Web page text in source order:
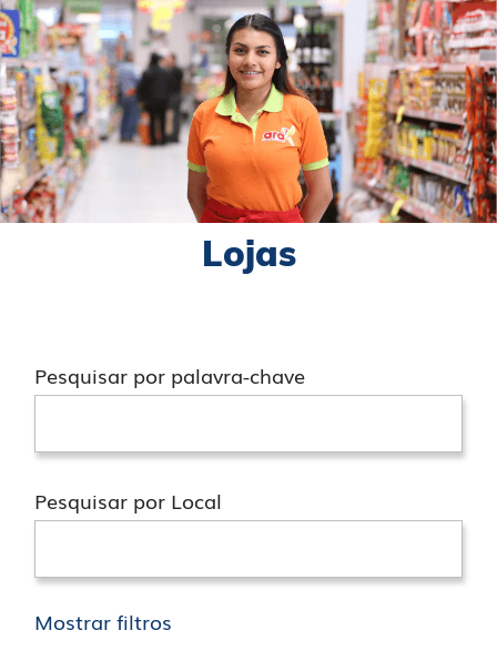
Lojas
Pesquisar por palavra-chave
Pesquisar por Local
Mostrar filtros